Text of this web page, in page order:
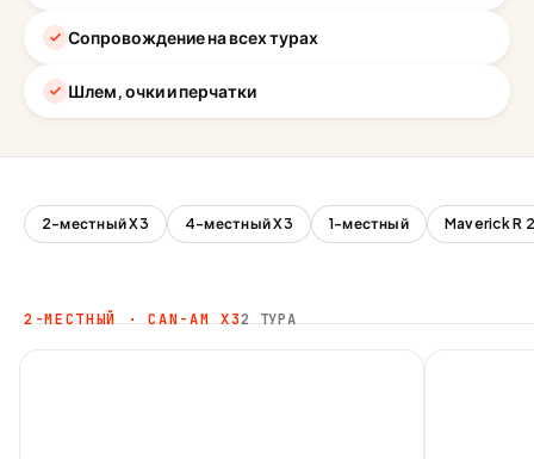
Сопровождение на всех турах
Шлем, очки и перчатки
2-местный X3 4-местный X3 1-местный Maverick R
2-МЕСТНЫЙ · CAN-AM X32 ТУРА